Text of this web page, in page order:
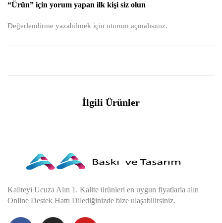
“Ürün” için yorum yapan ilk kişi siz olun
Değerlendirme yazabilmek için oturum açmalısınız.
İlgili Ürünler
Kaliteyi Ucuza Alın 1. Kalite ürünleri en uygun fiyatlarla alın
Online Destek Hattı Dilediğinizde bize ulaşabilirsiniz.